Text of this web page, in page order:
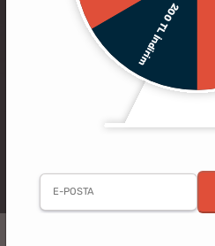
200 TL İndirim